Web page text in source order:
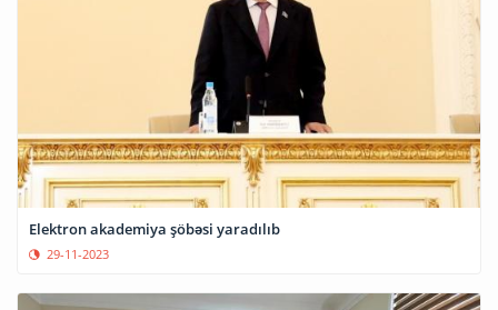
Elektron akademiya şöbəsi yaradılıb
29-11-2023